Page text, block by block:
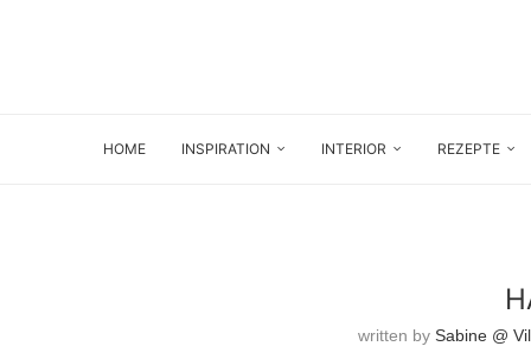
HOME INSPIRATION INTERIOR REZEPTE
written by Sabine @